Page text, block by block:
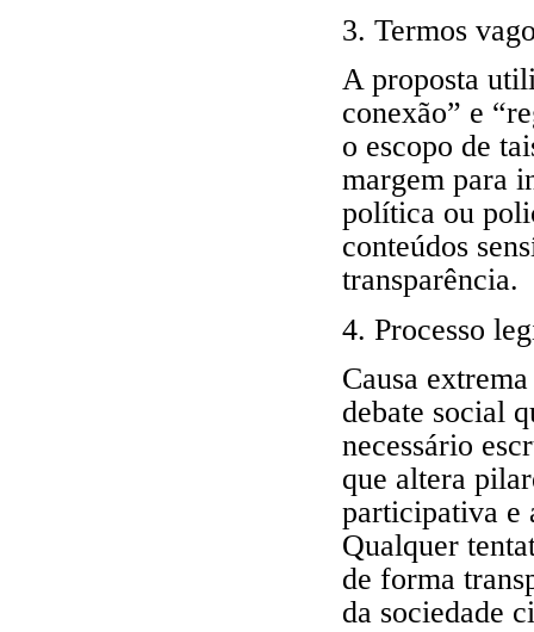
3. Termos
A proposta
conexão” e
o escopo de
margem para
política ou
conteúdos
transparência.
4. Processo
Causa
debate social
necessário
que altera
participativa e
Qualquer
de forma
da sociedade